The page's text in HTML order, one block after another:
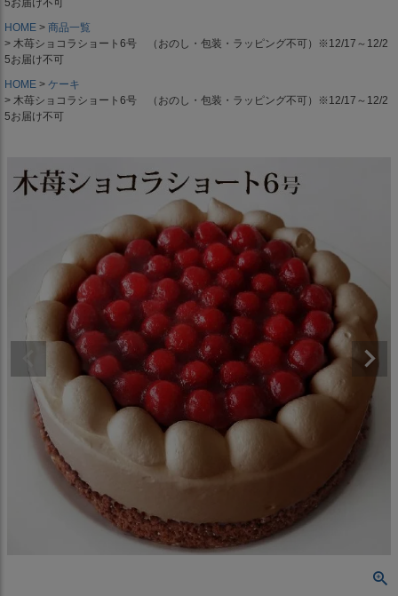
5お届け不可
HOME
商品一覧
木苺ショコラショート6号 （おのし・包装・ラッピング不可）※12/17～12/2
5お届け不可
HOME
ケーキ
木苺ショコラショート6号 （おのし・包装・ラッピング不可）※12/17～12/2
5お届け不可